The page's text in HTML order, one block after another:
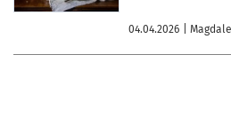
04.04.2026 |